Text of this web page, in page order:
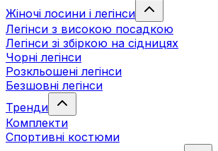
Жіночі лосини і легінси
Легінси з високою посадкою
Легінси зі збіркою на сідницях
Чорні легінси
Розкльошені легінси
Безшовні легінси
Тренди
Комплекти
Спортивні костюми